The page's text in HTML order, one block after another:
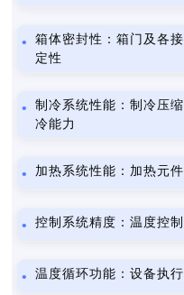
箱体密封性：箱门及各
定性
制冷系统性能：制冷压
冷能力
加热系统性能：加热元
控制系统精度：温度控
温度循环功能：设备执